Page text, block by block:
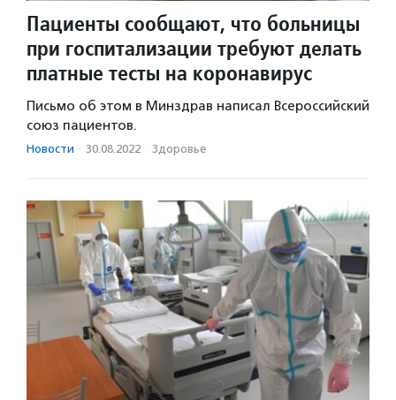
Пациенты сообщают, что больницы
при госпитализации требуют делать
платные тесты на коронавирус
Письмо об этом в Минздрав написал Всероссийский
союз пациентов.
Новости · 30.08.2022 · Здоровье